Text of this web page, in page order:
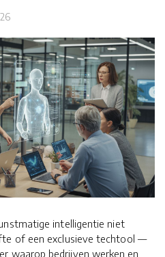
intelligentie niet
of een exclusieve techtool —
waarop bedrijven werken en